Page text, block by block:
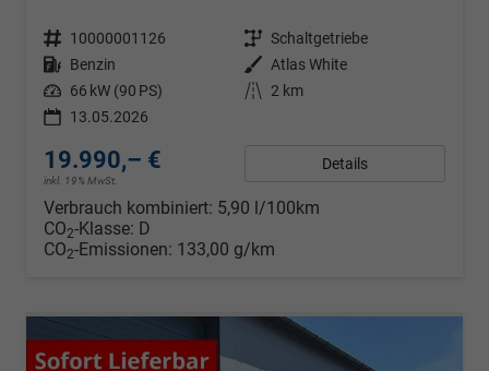
Fahrzeugnr. 10000001126 Getriebe Schaltgetriebe
Kraftstoff Benzin Außenfarbe Atlas White
Leistung 66 kW (90 PS) Kilometerstand
2 km
13.05.2026
19.990,– €
inkl. 19% MwSt.
Details
Verbrauch kombiniert: 5,90 l/100km
CO2-Klasse: D
CO2-Emissionen: 133,00 g/km